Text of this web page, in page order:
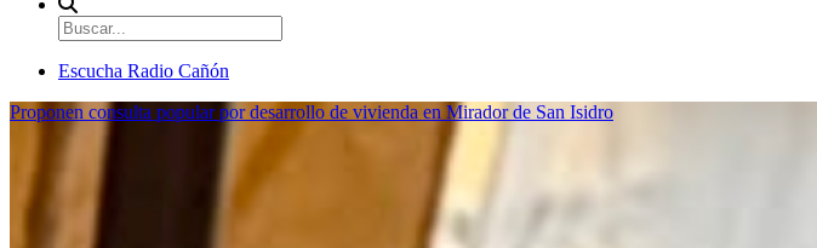
Escucha Radio Cañón
Proponen consulta popular por desarrollo de vivienda en Mirador de San Isidro